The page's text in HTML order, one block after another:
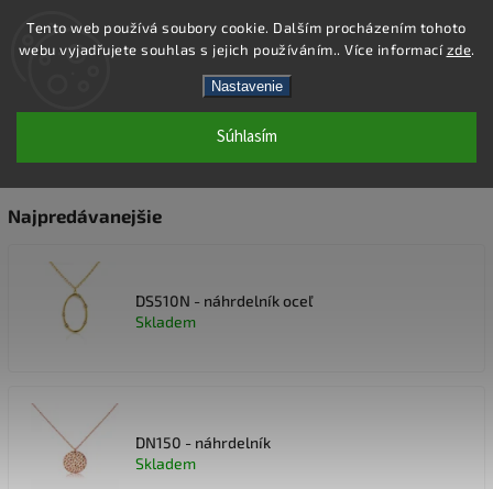
Tento web používá soubory cookie. Dalším procházením tohoto
webu vyjadřujete souhlas s jejich používáním.. Více informacízde.
Nastavenie
Súhlasím
Hľadať
Najpredávanejšie
DS510N - náhrdelník oceľ
Skladem
DN150 - náhrdelník
Skladem